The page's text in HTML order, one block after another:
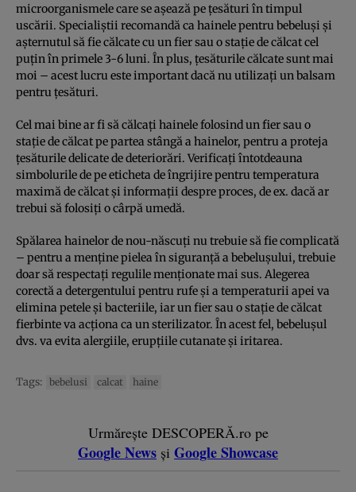
microorganismele care se așează pe țesături în timpul
uscării. Specialiștii recomandă ca hainele pentru bebeluși și
așternutul să fie călcate cu un fier sau o stație de călcat cel
puțin în primele 3-6 luni. În plus, țesăturile călcate sunt mai
moi – acest lucru este important dacă nu utilizați un balsam
pentru țesături.
Cel mai bine ar fi să călcați hainele folosind un fier sau o
stație de călcat pe partea stângă a hainelor, pentru a proteja
țesăturile delicate de deteriorări. Verificați întotdeauna
simbolurile de pe eticheta de îngrijire pentru temperatura
maximă de călcat și informații despre proces, de ex. dacă ar
trebui să folosiți o cârpă umedă.
Spălarea hainelor de nou-născuți nu trebuie să fie complicată
– pentru a menține pielea în siguranță a bebelușului, trebuie
doar să respectați regulile menționate mai sus. Alegerea
corectă a detergentului pentru rufe și a temperaturii apei va
elimina petele și bacteriile, iar un fier sau o stație de călcat
fierbinte va acționa ca un sterilizator. În acest fel, bebelușul
dvs. va evita alergiile, erupțiile cutanate și iritarea.
Tags: bebelusi calcat haine
Urmărește DESCOPERĂ.ro pe
Google News și Google Showcase